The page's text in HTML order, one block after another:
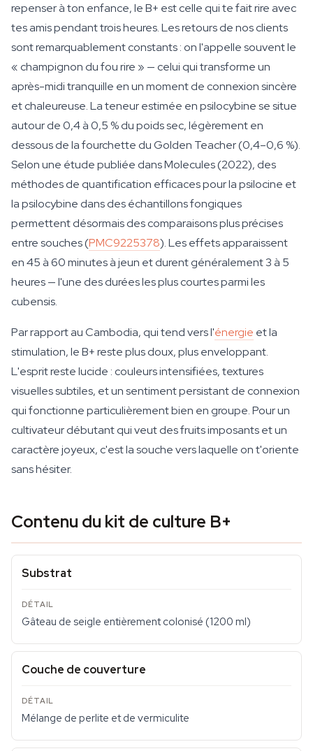
repenser à ton enfance, le B+ est celle qui te fait rire avec
tes amis pendant trois heures. Les retours de nos clients
sont remarquablement constants : on l'appelle souvent le
« champignon du fou rire » — celui qui transforme un
après-midi tranquille en un moment de connexion sincère
et chaleureuse. La teneur estimée en psilocybine se situe
autour de 0,4 à 0,5 % du poids sec, légèrement en
dessous de la fourchette du Golden Teacher (0,4–0,6 %).
Selon une étude publiée dans Molecules (2022), des
méthodes de quantification efficaces pour la psilocine et
la psilocybine dans des échantillons fongiques
permettent désormais des comparaisons plus précises
entre souches (PMC9225378). Les effets apparaissent
en 45 à 60 minutes à jeun et durent généralement 3 à 5
heures — l'une des durées les plus courtes parmi les
cubensis.
Par rapport au Cambodia, qui tend vers l'énergie et la
stimulation, le B+ reste plus doux, plus enveloppant.
L'esprit reste lucide : couleurs intensifiées, textures
visuelles subtiles, et un sentiment persistant de connexion
qui fonctionne particulièrement bien en groupe. Pour un
cultivateur débutant qui veut des fruits imposants et un
caractère joyeux, c'est la souche vers laquelle on t'oriente
sans hésiter.
Contenu du kit de culture B+
Substrat
Gâteau de seigle entièrement colonisé (1200 ml)
Couche de couverture
Mélange de perlite et de vermiculite